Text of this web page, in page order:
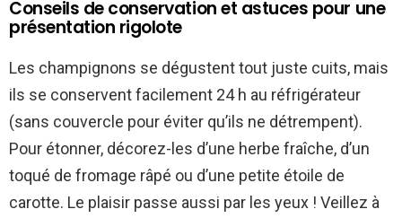
Conseils de conservation et astuces pour une
présentation rigolote
Les champignons se dégustent tout juste cuits, mais
ils se conservent facilement 24 h au réfrigérateur
(sans couvercle pour éviter qu’ils ne détrempent).
Pour étonner, décorez-les d’une herbe fraîche, d’un
toqué de fromage râpé ou d’une petite étoile de
carotte. Le plaisir passe aussi par les yeux ! Veillez à